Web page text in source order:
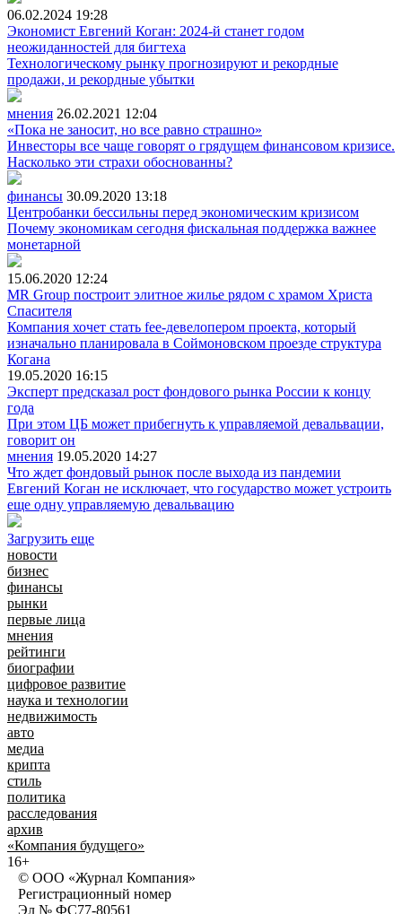
06.02.2024 19:28
Экономист Евгений Коган: 2024-й станет годом
неожиданностей для бигтеха
Технологическому рынку прогнозируют и рекордные
продажи, и рекордные убытки
мнения 26.02.2021 12:04
«Пока не заносит, но все равно страшно»
Инвесторы все чаще говорят о грядущем финансовом кризисе.
Насколько эти страхи обоснованны?
финансы 30.09.2020 13:18
Центробанки бессильны перед экономическим кризисом
Почему экономикам сегодня фискальная поддержка важнее
монетарной
15.06.2020 12:24
MR Group построит элитное жилье рядом с храмом Христа
Спасителя
Компания хочет стать fee-девелопером проекта, который
изначально планировала в Соймоновском проезде структура
Когана
19.05.2020 16:15
Эксперт предсказал рост фондового рынка России к концу
года
При этом ЦБ может прибегнуть к управляемой девальвации,
говорит он
мнения 19.05.2020 14:27
Что ждет фондовый рынок после выхода из пандемии
Евгений Коган не исключает, что государство может устроить
еще одну управляемую девальвацию
Загрузить еще
новости
бизнес
финансы
рынки
первые лица
мнения
рейтинги
биографии
цифровое развитие
наука и технологии
недвижимость
авто
медиа
крипта
стиль
политика
расследования
архив
«Компания будущего»
16+
© ООО «Журнал Компания»
Регистрационный номер
Эл № ФС77-80561